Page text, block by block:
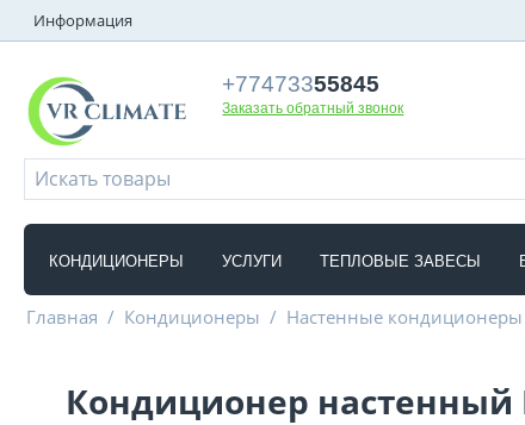
Информация
+77473355845
Заказать обратный звонок
КОНДИЦИОНЕРЫ УСЛУГИ ТЕПЛОВЫЕ ЗАВЕСЫ
Главная / Кондиционеры / Настенные
Кондиционер настенный